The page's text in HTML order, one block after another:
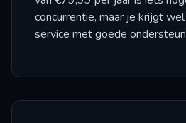
concurrentie, maar je krijgt
service met goede